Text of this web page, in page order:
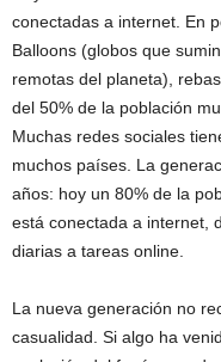
conectadas a internet. En
Balloons (globos que
remotas del planeta),
del 50% de la población
Muchas redes sociales
muchos países. La
años: hoy un 80% de la
está conectada a internet,
diarias a tareas online.
La nueva generación no
casualidad. Si algo ha